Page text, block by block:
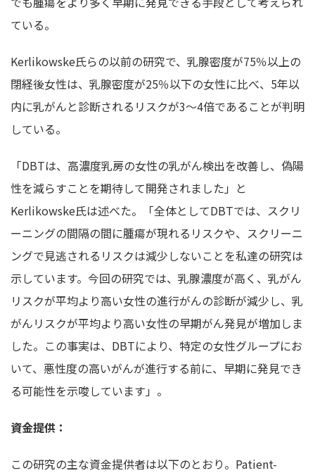
ている。
Kerlikowske氏らの以前の研究で、乳腺密度が75％以上の
閉経後女性は、乳腺密度が25％以下の女性に比べ、5年以
内に乳がんと診断されるリスクが3〜4倍であることが判明
している。
「DBTは、高濃度乳房の女性の乳がん検出を改善し、偽陽
性を減らすことを期待して開発されました」と
Kerlikowske氏は述べた。「全体としてDBTでは、スクリ
ーニングの間隔の間に腫瘍が現れるリスクや、スクリーニ
ングで見逃されるリスクは減少しないことを私達の研究は
示しています。今回の研究では、乳腺濃度が高く、乳がん
リスクが平均より高い女性の進行がんの診断が減少し、乳
がんリスクが平均より高い女性の早期がん発見が増加しま
した。この事実は、DBTにより、特定の女性グループにお
いて、悪性度の高いがんが進行する前に、早期に発見でき
る可能性を示唆しています」。
資金提供：
この研究の主な資金提供者は以下のとおり。Patient-